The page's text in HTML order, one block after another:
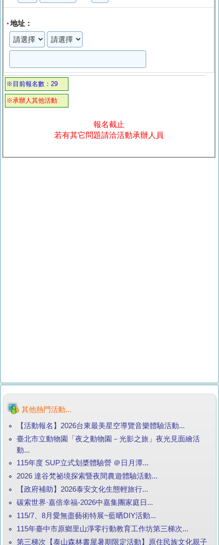
*地址：
※目前報名數：29
※承辦人其他活動
報名截止
若有其它問題請洽活動承辦人員
其他熱門活動...
【活動報名】2026台東最美星空導覽音樂體驗活動...
臺北市立動物園「夜之動物園－光影之旅」夜光見面繪活
動...
115年度 SUP立式划槳體驗營 ＠日月潭...
2026 達谷梵祕境探索暨夜間農遊體驗活動...
【政府補助】2026泰安文化生態輕旅行...
碳索世界·嘉倍幸福-2026中嘉集團家庭日...
115/7、8月愛無盡藝術特展~藍晒DIY活動...
115年臺中市原鄉里山淨零行動教育工作坊第三梯次...
第三梯次【泰山森林書屋暑期限定活動】原住民族文化親子